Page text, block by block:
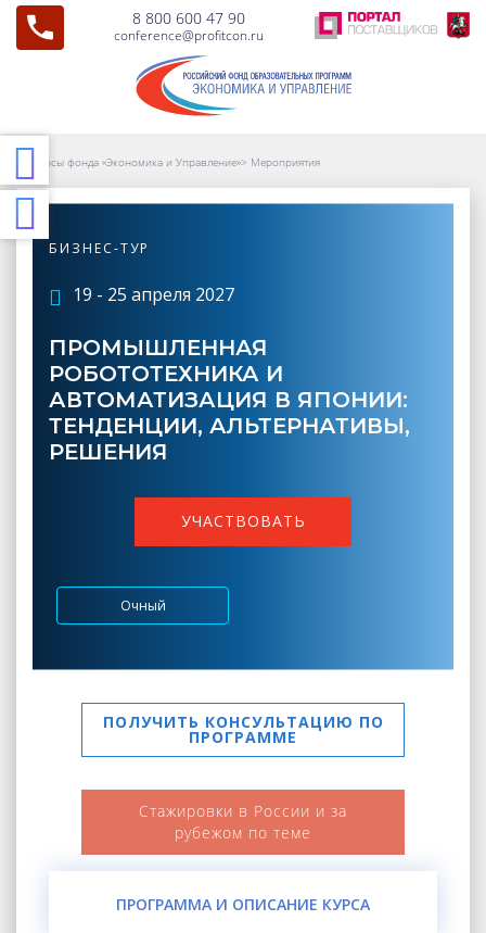
8 800 600 47 90
conference@profitcon.ru
Курсы фонда «Экономика и Управление»> Мероприятия
БИЗНЕС-ТУР
19 - 25 апреля 2027
ПРОМЫШЛЕННАЯ
РОБОТОТЕХНИКА И
АВТОМАТИЗАЦИЯ В ЯПОНИИ:
ТЕНДЕНЦИИ, АЛЬТЕРНАТИВЫ,
РЕШЕНИЯ
УЧАСТВОВАТЬ
Очный
ПОЛУЧИТЬ КОНСУЛЬТАЦИЮ ПО
ПРОГРАММЕ
Стажировки в России и за
рубежом по теме
ПРОГРАММА И ОПИСАНИЕ КУРСА